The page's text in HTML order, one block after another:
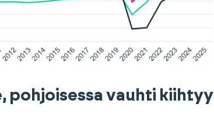
pohjoisessa vauhti kiihtyy